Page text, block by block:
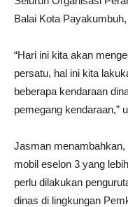
Balai Kota
“Hari ini kita akan
persatu, hal ini kita
beberapa kendaraan
pemegang kendaraan,”
Jasman
mobil eselon 3 yang
perlu dilakukan
dinas di lingkungan